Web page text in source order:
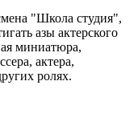
"Школа студия",
азы актерского
миниатюра,
актера,
ролях.